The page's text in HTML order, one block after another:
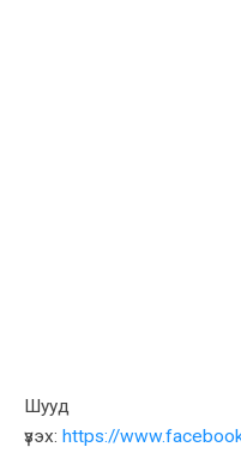
Шууд
үзэх: https://